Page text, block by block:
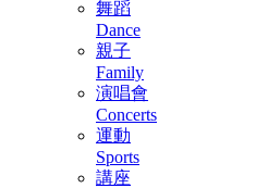
舞蹈
Dance
親子
Family
演唱會
Concerts
運動
Sports
講座